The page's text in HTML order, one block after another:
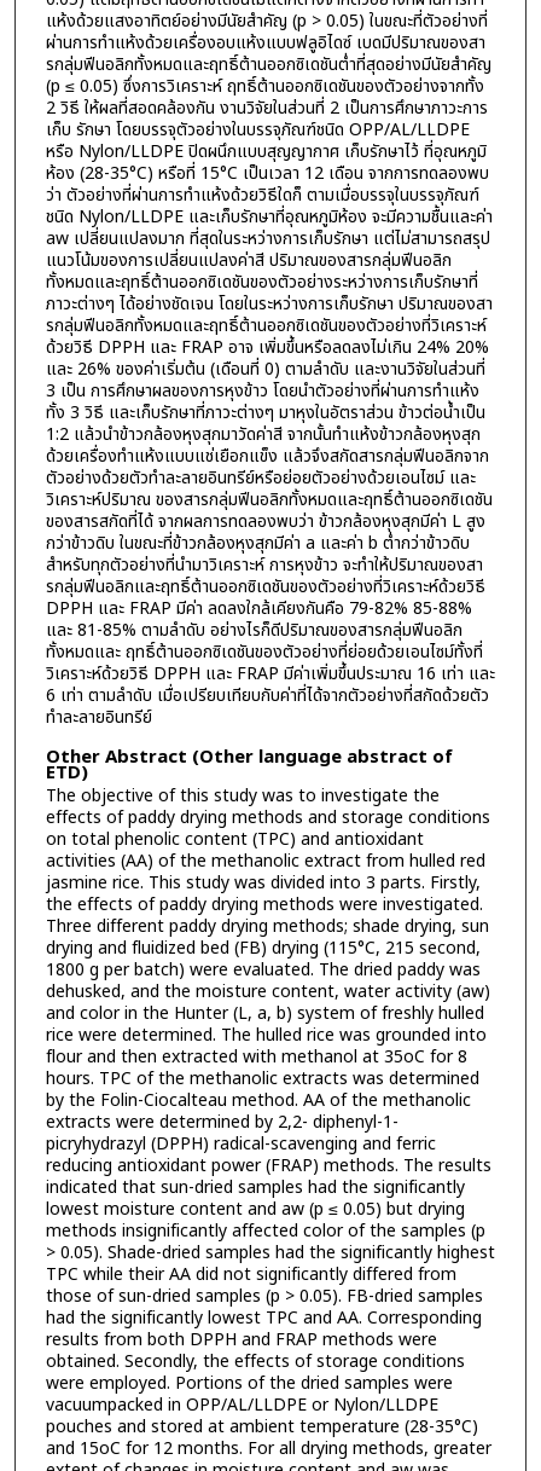
แห้งด้วยแสงอาทิตย์อย่างมีนัยสำคัญ (p > 0.05) ในขณะที่ตัวอย่างที่
ผ่านการทำแห้งด้วยเครื่องอบแห้งแบบฟลูอิไดซ์ เบดมีปริมาณของสา
รกลุ่มฟีนอลิกทั้งหมดและฤทธิ์ต้านออกซิเดชันต่ำที่สุดอย่างมีนัยสำคัญ
(p ≤ 0.05) ซึ่งการวิเคราะห์ ฤทธิ์ต้านออกซิเดชันของตัวอย่างจากทั้ง
2 วิธี ให้ผลที่สอดคล้องกัน งานวิจัยในส่วนที่ 2 เป็นการศึกษาภาวะการ
เก็บ รักษา โดยบรรจุตัวอย่างในบรรจุภัณฑ์ชนิด OPP/AL/LLDPE
หรือ Nylon/LLDPE ปิดผนึกแบบสุญญากาศ เก็บรักษาไว้ ที่อุณหภูมิ
ห้อง (28-35°C) หรือที่ 15°C เป็นเวลา 12 เดือน จากการทดลองพบ
ว่า ตัวอย่างที่ผ่านการทำแห้งด้วยวิธีใดก็ ตามเมื่อบรรจุในบรรจุภัณฑ์
ชนิด Nylon/LLDPE และเก็บรักษาที่อุณหภูมิห้อง จะมีความชื้นและค่า
aw เปลี่ยนแปลงมาก ที่สุดในระหว่างการเก็บรักษา แต่ไม่สามารถสรุป
แนวโน้มของการเปลี่ยนแปลงค่าสี ปริมาณของสารกลุ่มฟีนอลิก
ทั้งหมดและฤทธิ์ต้านออกซิเดชันของตัวอย่างระหว่างการเก็บรักษาที่
ภาวะต่างๆ ได้อย่างชัดเจน โดยในระหว่างการเก็บรักษา ปริมาณของสา
รกลุ่มฟีนอลิกทั้งหมดและฤทธิ์ต้านออกซิเดชันของตัวอย่างที่วิเคราะห์
ด้วยวิธี DPPH และ FRAP อาจ เพิ่มขึ้นหรือลดลงไม่เกิน 24% 20%
และ 26% ของค่าเริ่มต้น (เดือนที่ 0) ตามลำดับ และงานวิจัยในส่วนที่
3 เป็น การศึกษาผลของการหุงข้าว โดยนำตัวอย่างที่ผ่านการทำแห้ง
ทั้ง 3 วิธี และเก็บรักษาที่ภาวะต่างๆ มาหุงในอัตราส่วน ข้าวต่อน้ำเป็น
1:2 แล้วนำข้าวกล้องหุงสุกมาวัดค่าสี จากนั้นทำแห้งข้าวกล้องหุงสุก
ด้วยเครื่องทำแห้งแบบแช่เยือกแข็ง แล้วจึงสกัดสารกลุ่มฟีนอลิกจาก
ตัวอย่างด้วยตัวทำละลายอินทรีย์หรือย่อยตัวอย่างด้วยเอนไซม์ และ
วิเคราะห์ปริมาณ ของสารกลุ่มฟีนอลิกทั้งหมดและฤทธิ์ต้านออกซิเดชัน
ของสารสกัดที่ได้ จากผลการทดลองพบว่า ข้าวกล้องหุงสุกมีค่า L สูง
กว่าข้าวดิบ ในขณะที่ข้าวกล้องหุงสุกมีค่า a และค่า b ต่ำกว่าข้าวดิบ
สำหรับทุกตัวอย่างที่นำมาวิเคราะห์ การหุงข้าว จะทำให้ปริมาณของสา
รกลุ่มฟีนอลิกและฤทธิ์ต้านออกซิเดชันของตัวอย่างที่วิเคราะห์ด้วยวิธี
DPPH และ FRAP มีค่า ลดลงใกล้เคียงกันคือ 79-82% 85-88%
และ 81-85% ตามลำดับ อย่างไรก็ดีปริมาณของสารกลุ่มฟีนอลิก
ทั้งหมดและ ฤทธิ์ต้านออกซิเดชันของตัวอย่างที่ย่อยด้วยเอนไซม์ทั้งที่
วิเคราะห์ด้วยวิธี DPPH และ FRAP มีค่าเพิ่มขึ้นประมาณ 16 เท่า และ
6 เท่า ตามลำดับ เมื่อเปรียบเทียบกับค่าที่ได้จากตัวอย่างที่สกัดด้วยตัว
ทำละลายอินทรีย์
Other Abstract (Other language abstract of
ETD)
The objective of this study was to investigate the
effects of paddy drying methods and storage conditions
on total phenolic content (TPC) and antioxidant
activities (AA) of the methanolic extract from hulled red
jasmine rice. This study was divided into 3 parts. Firstly,
the effects of paddy drying methods were investigated.
Three different paddy drying methods; shade drying, sun
drying and fluidized bed (FB) drying (115°C, 215 second,
1800 g per batch) were evaluated. The dried paddy was
dehusked, and the moisture content, water activity (aw)
and color in the Hunter (L, a, b) system of freshly hulled
rice were determined. The hulled rice was grounded into
flour and then extracted with methanol at 35oC for 8
hours. TPC of the methanolic extracts was determined
by the Folin-Ciocalteau method. AA of the methanolic
extracts were determined by 2,2- diphenyl-1-
picryhydrazyl (DPPH) radical-scavenging and ferric
reducing antioxidant power (FRAP) methods. The results
indicated that sun-dried samples had the significantly
lowest moisture content and aw (p ≤ 0.05) but drying
methods insignificantly affected color of the samples (p
> 0.05). Shade-dried samples had the significantly highest
TPC while their AA did not significantly differed from
those of sun-dried samples (p > 0.05). FB-dried samples
had the significantly lowest TPC and AA. Corresponding
results from both DPPH and FRAP methods were
obtained. Secondly, the effects of storage conditions
were employed. Portions of the dried samples were
vacuumpacked in OPP/AL/LLDPE or Nylon/LLDPE
pouches and stored at ambient temperature (28-35°C)
and 15oC for 12 months. For all drying methods, greater